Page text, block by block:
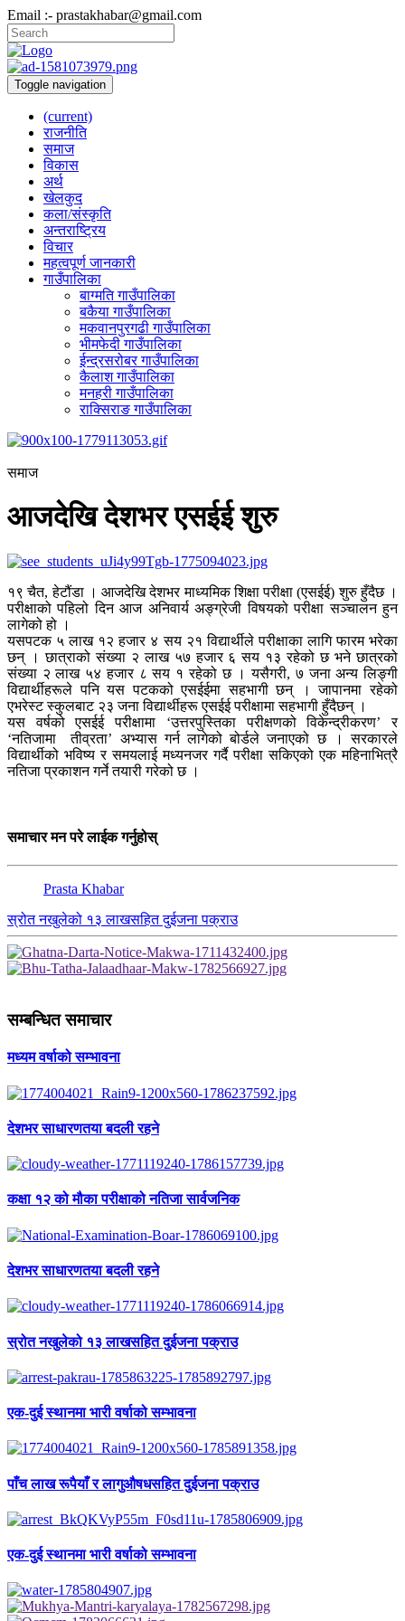
Email :- prastakhabar@gmail.com
Toggle navigation
(current)
राजनीति
समाज
विकास
अर्थ
खेलकुद
कला/संस्कृति
अन्तराष्ट्रिय
विचार
महत्वपूर्ण जानकारी
गाउँपालिका
बाग्मति गाउँपालिका
बकैया गाउँपालिका
मकवानपुरगढी गाउँपालिका
भीमफेदी गाउँपालिका
ईन्द्रसरोबर गाउँपालिका
कैलाश गाउँपालिका
मनहरी गाउँपालिका
राक्सिराङ गाउँपालिका
समाज
आजदेखि देशभर एसईई शुरु
१९ चैत, हेटौंडा । आजदेखि देशभर माध्यमिक शिक्षा परीक्षा (एसईई) शुरु हुँदैछ ।
परीक्षाको पहिलो दिन आज अनिवार्य अङ्ग्रेजी विषयको परीक्षा सञ्चालन हुन
लागेको हो ।
यसपटक ५ लाख १२ हजार ४ सय २१ विद्यार्थीले परीक्षाका लागि फारम भरेका
छन् । छात्राको संख्या २ लाख ५७ हजार ६ सय १३ रहेको छ भने छात्रको
संख्या २ लाख ५४ हजार ८ सय १ रहेको छ । यसैगरी, ७ जना अन्य लिङ्गी
विद्यार्थीहरूले पनि यस पटकको एसईईमा सहभागी छन् । जापानमा रहेको
एभरेस्ट स्कुलबाट २३ जना विद्यार्थीहरू एसईई परीक्षामा सहभागी हुँदैछन् ।
यस वर्षको एसईई परीक्षामा ‘उत्तरपुस्तिका परीक्षणको विकेन्द्रीकरण’ र
‘नतिजामा तीव्रता’ अभ्यास गर्न लागेको बोर्डले जनाएको छ । सरकारले
विद्यार्थीको भविष्य र समयलाई मध्यनजर गर्दै परीक्षा सकिएको एक महिनाभित्रै
नतिजा प्रकाशन गर्ने तयारी गरेको छ ।
समाचार मन परे लाईक गर्नुहोस्
Prasta Khabar
स्रोत नखुलेको १३ लाखसहित दुईजना पक्राउ
सम्बन्धित समाचार
मध्यम वर्षाको सम्भावना
देशभर साधारणतया बदली रहने
कक्षा १२ को मौका परीक्षाको नतिजा सार्वजनिक
देशभर साधारणतया बदली रहने
स्रोत नखुलेको १३ लाखसहित दुईजना पक्राउ
एक-दुई स्थानमा भारी वर्षाको सम्भावना
पाँच लाख रूपैयाँ र लागुऔषधसहित दुईजना पक्राउ
एक-दुई स्थानमा भारी वर्षाको सम्भावना